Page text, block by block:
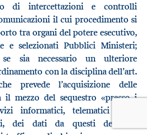
di intercettazioni e controlli
il cui procedimento si
tra organi del potere esecutivo,
e selezionati Pubblici Ministeri;
sia necessario un ulteriore
con la disciplina dell’art.
prevede l’acquisizione delle
il mezzo del sequestro «presso i
informatici, telematici o di
dei dati da questi detenuti,